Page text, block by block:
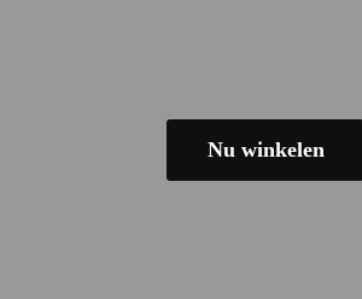
Nu winkelen